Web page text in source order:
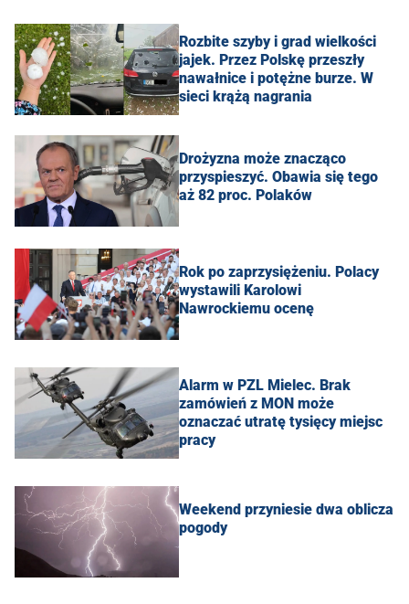
Rozbite szyby i grad wielkości
jajek. Przez Polskę przeszły
nawałnice i potężne burze. W
sieci krążą nagrania
Drożyzna może znacząco
przyspieszyć. Obawia się tego
aż 82 proc. Polaków
Rok po zaprzysiężeniu. Polacy
wystawili Karolowi
Nawrockiemu ocenę
Alarm w PZL Mielec. Brak
zamówień z MON może
oznaczać utratę tysięcy miejsc
pracy
Weekend przyniesie dwa oblicza
pogody